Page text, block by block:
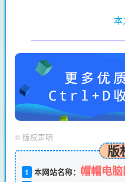
本
© 版权声明
版
1 本网站名称： 帽帽电